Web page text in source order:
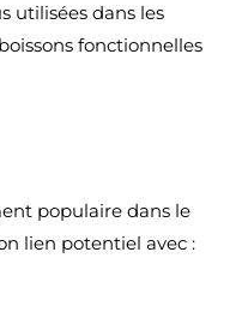
utilisées dans les
fonctionnelles
populaire dans le
lien potentiel avec :